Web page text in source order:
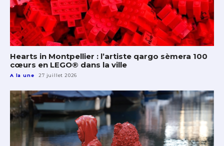
Hearts in Montpellier : l’artiste qargo sèmera 100
cœurs en LEGO® dans la ville
A la une 27 juillet 2026